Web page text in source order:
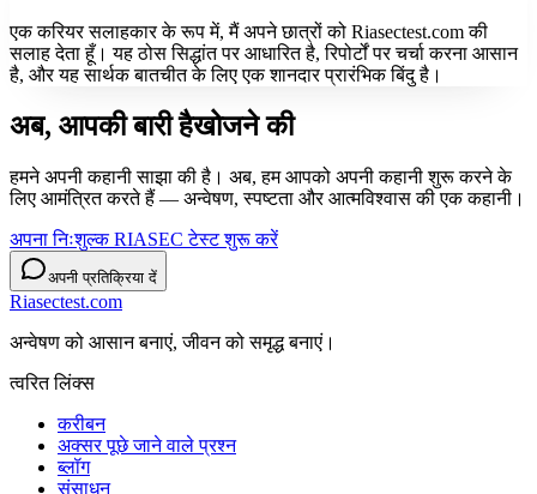
एक करियर सलाहकार के रूप में, मैं अपने छात्रों को Riasectest.com की
सलाह देता हूँ। यह ठोस सिद्धांत पर आधारित है, रिपोर्टों पर चर्चा करना आसान
है, और यह सार्थक बातचीत के लिए एक शानदार प्रारंभिक बिंदु है।
अब, आपकी बारी हैखोजने की
हमने अपनी कहानी साझा की है। अब, हम आपको अपनी कहानी शुरू करने के
लिए आमंत्रित करते हैं — अन्वेषण, स्पष्टता और आत्मविश्वास की एक कहानी।
अपना निःशुल्क RIASEC टेस्ट शुरू करें
अपनी प्रतिक्रिया दें
Riasectest.com
अन्वेषण को आसान बनाएं, जीवन को समृद्ध बनाएं।
त्वरित लिंक्स
करीबन
अक्सर पूछे जाने वाले प्रश्न
ब्लॉग
संसाधन